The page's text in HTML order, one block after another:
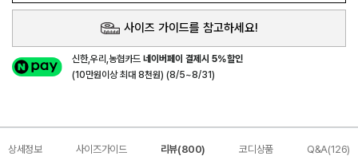
사이즈 가이드를 참고하세요!
신한,우리,농협카드네이버페이 결제시 5%할인
(10만원이상 최대 8천원) (8/5~8/31)
상세정보 사이즈가이드 리뷰(800) 코디상품 Q&A(126)